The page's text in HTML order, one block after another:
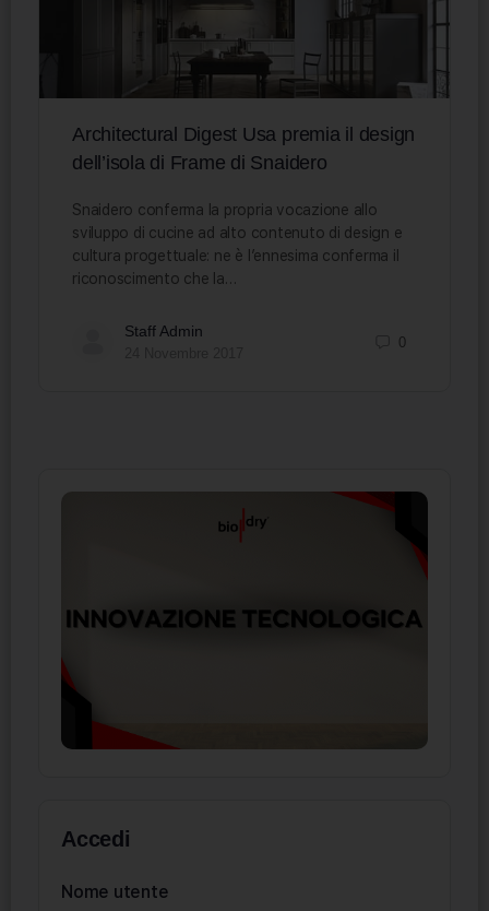
Architectural Digest Usa premia il design
dell’isola di Frame di Snaidero
Snaidero conferma la propria vocazione allo
sviluppo di cucine ad alto contenuto di design e
cultura progettuale: ne è l’ennesima conferma il
riconoscimento che la…
Staff Admin
0
Accedi
Nome utente